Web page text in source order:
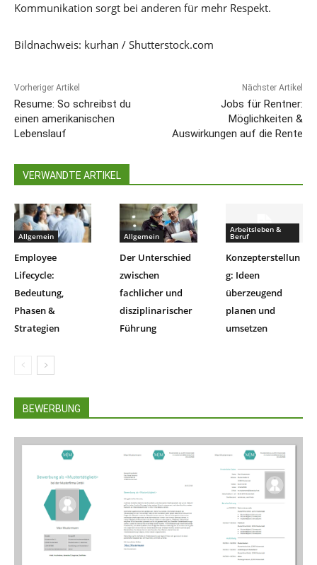
Kommunikation sorgt bei anderen für mehr Respekt.
Bildnachweis: kurhan / Shutterstock.com
Vorheriger Artikel
Resume: So schreibst du
einen amerikanischen
Lebenslauf
Nächster Artikel
Jobs für Rentner:
Möglichkeiten &
Auswirkungen auf die Rente
VERWANDTE ARTIKEL
Allgemein
Employee
Lifecycle:
Bedeutung,
Phasen &
Strategien
Allgemein
Der Unterschied
zwischen
fachlicher und
disziplinarischer
Führung
Arbeitsleben &
Beruf
Konzepterstellun
g: Ideen
überzeugend
planen und
umsetzen
BEWERBUNG